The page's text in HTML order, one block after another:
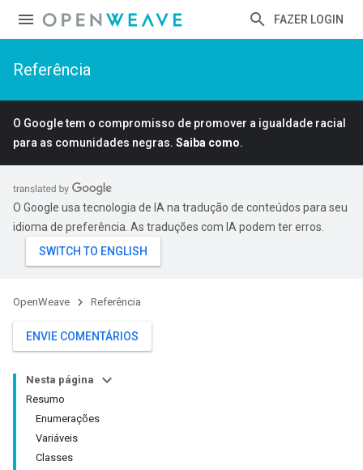
FAZER LOGIN
Referência
O Google tem o compromisso de promover a igualdade racial
para as comunidades negras. Saiba como.
O Google usa tecnologia de IA na tradução de conteúdos para seu
idioma de preferência. As traduções com IA podem ter erros.
OpenWeave Referência
ENVIE COMENTÁRIOS
Nesta página
Resumo
Enumerações
Variáveis
Classes